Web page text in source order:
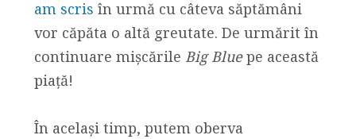
am scris în urmă cu câteva săptămâni
vor căpăta o altă greutate. De urmărit în
continuare mișcările Big Bluepe această
piață!
În același timp, putem oberva